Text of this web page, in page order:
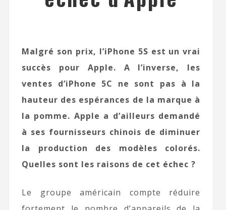
Malgré son prix, l’iPhone 5S est un vrai
succès pour Apple. A l’inverse, les
ventes d’iPhone 5C ne sont pas à la
hauteur des espérances de la marque à
la pomme. Apple a d’ailleurs demandé
à ses fournisseurs chinois de diminuer
la production des modèles colorés.
Quelles sont les raisons de cet échec ?
Le groupe américain compte réduire